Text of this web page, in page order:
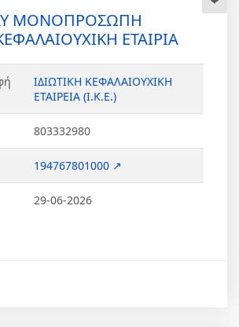
ΜΟΝΟΠΡΟΣΩΠΗ
ΕΤΑΙΡΙΑ
ΙΔΙΩΤΙΚΗ ΚΕΦΑΛΑΙΟΥΧΙΚΗ
ΕΤΑΙΡΕΙΑ (Ι.Κ.Ε.)
803332980
194767801000 ↗
29-06-2026